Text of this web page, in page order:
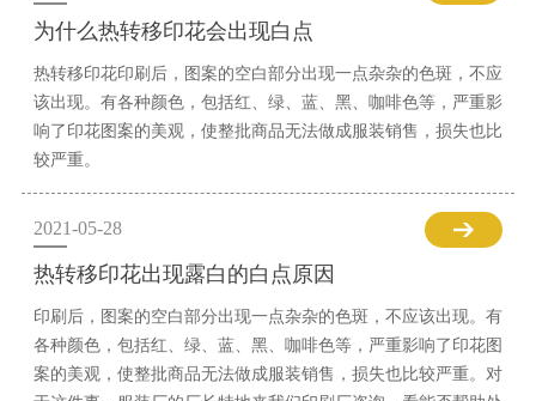
为什么热转移印花会出现白点
热转移印花印刷后，图案的空白部分出现一点杂杂的色斑，不应
该出现。有各种颜色，包括红、绿、蓝、黑、咖啡色等，严重影
响了印花图案的美观，使整批商品无法做成服装销售，损失也比
较严重。
2021-05-28
热转移印花出现露白的白点原因
印刷后，图案的空白部分出现一点杂杂的色斑，不应该出现。有
各种颜色，包括红、绿、蓝、黑、咖啡色等，严重影响了印花图
案的美观，使整批商品无法做成服装销售，损失也比较严重。对